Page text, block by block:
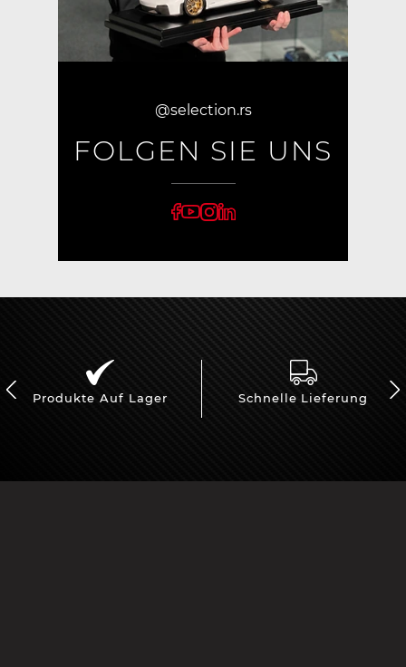
@selection.rs
FOLGEN SIE UNS
Produkte Auf Lager Schnelle Lieferung